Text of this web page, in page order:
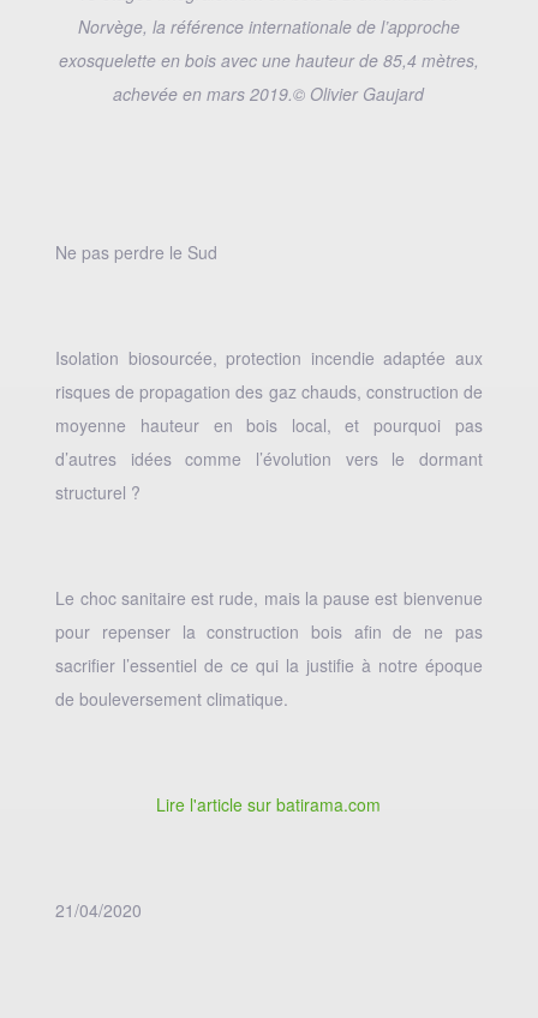
Norvège, la référence internationale de l’approche
exosquelette en bois avec une hauteur de 85,4 mètres,
achevée en mars 2019.© Olivier Gaujard
Ne pas perdre le Sud
Isolation biosourcée, protection incendie adaptée aux
risques de propagation des gaz chauds, construction de
moyenne hauteur en bois local, et pourquoi pas
d’autres idées comme l’évolution vers le dormant
structurel ?
Le choc sanitaire est rude, mais la pause est bienvenue
pour repenser la construction bois afin de ne pas
sacrifier l’essentiel de ce qui la justifie à notre époque
de bouleversement climatique.
Lire l'article sur batirama.com
21/04/2020